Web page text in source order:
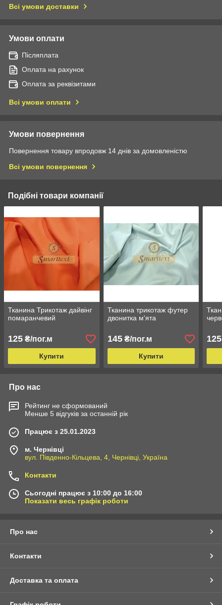
Всі умови доставки
Умови оплати
Післяплата
Оплата на рахунок
Оплата за реквізитами
Всі умови оплати
Умови повернення
Повернення товару впродовж 14 днів за домовленістю
Всі умови повернення
Подібні товари компанії
Тканина Трикотаж дайвінг
помаранчевий
125 ₴/пог.м
Купити
Тканина трикотаж футер
двонитка м'ята
145₴/пог.м
Купити
125
Про нас
Рейтинг не сформований
Менше 5 відгуків за останній рік
Працює з 25.01.2023
м. Чернівці
вул. Південно-Кільцева, 4, Чернівці, Україна
Контакти
Сьогодні працює з 10:00 до 16:00
Показати весь графік роботи
Про нас
Контакти
Доставка та оплата